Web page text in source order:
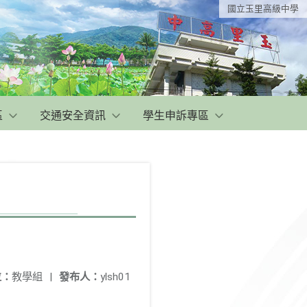
國立玉里高級中學
交通安全資訊 學生申訴專區
發布人： ylsh01
教學組 |